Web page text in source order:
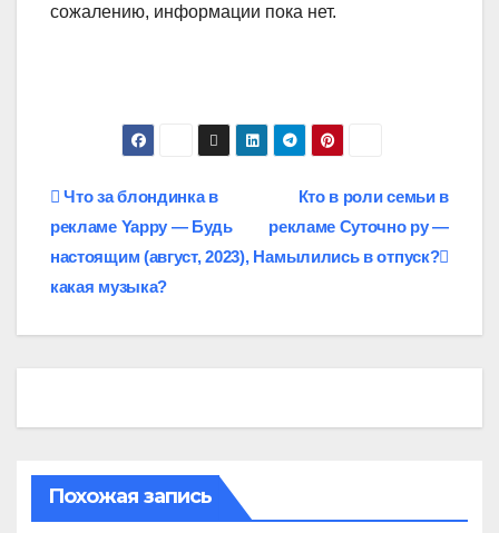
сожалению, информации пока нет.
Навигация
по
записям
Кто в роли семьи в
рекламе Суточно ру —
Намылились в отпуск?
Что за блондинка в
рекламе Yappy — Будь
настоящим (август, 2023),
какая музыка?
Похожая запись